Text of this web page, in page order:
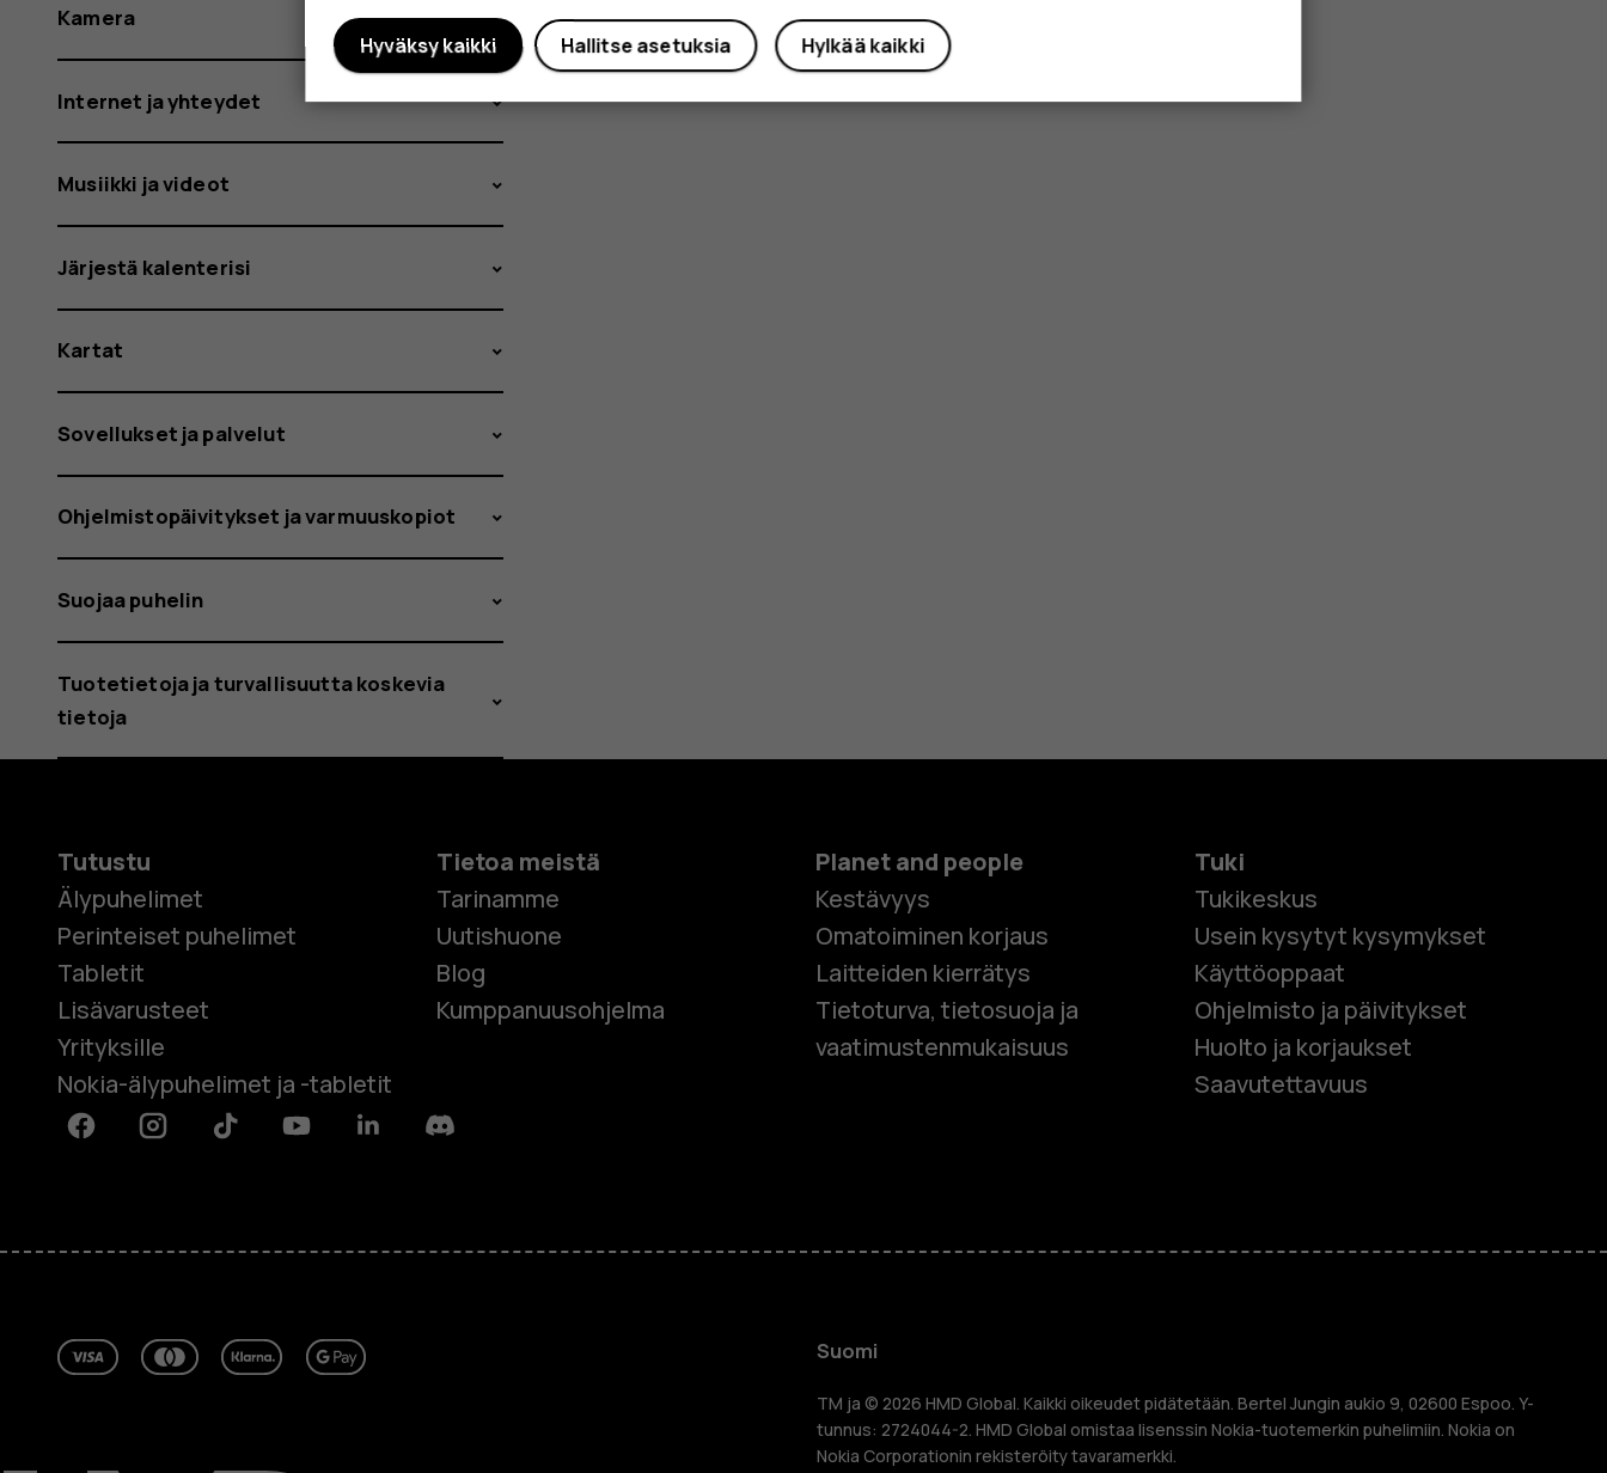
Älypuhelimet
Perinteiset puhelimet
HMD Terra M
Yrityksille
Tabletit
Blog
Kamera
Internet ja yhteydet
Musiikki ja videot
Järjestä kalenterisi
Kartat
Sovellukset ja palvelut
Ohjelmistopäivitykset ja varmuuskopiot
Suojaa puhelin
Tuotetietoja ja turvallisuutta koskevia
tietoja
Tutustu
Älypuhelimet
Perinteiset puhelimet
Tabletit
Lisävarusteet
Yrityksille
Nokia-älypuhelimet ja -tabletit
Tietoa meistä
Tarinamme
Uutishuone
Blog
Kumppanuusohjelma
Planet and people
Kestävyys
Omatoiminen korjaus
Laitteiden kierrätys
Tietoturva, tietosuoja ja
vaatimustenmukaisuus
Tuki
Tukikeskus
Usein kysytyt kysymykset
Käyttöoppaat
Ohjelmisto ja päivitykset
Huolto ja korjaukset
Saavutettavuus
FacebookInstagramTiktok YoutubeLinkedinDiscord
Suomi
TM ja © 2026 HMD Global. Kaikki oikeudet pidätetään. Bertel Jungin aukio 9, 02600 Espoo. Y-
tunnus: 2724044-2. HMD Global omistaa lisenssin Nokia-tuotemerkin puhelimiin. Nokia on
Nokia Corporationin rekisteröity tavaramerkki.
Hylkää kaikki
Hallitse asetuksia
Hyväksy kaikki